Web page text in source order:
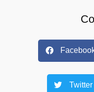
Twitter